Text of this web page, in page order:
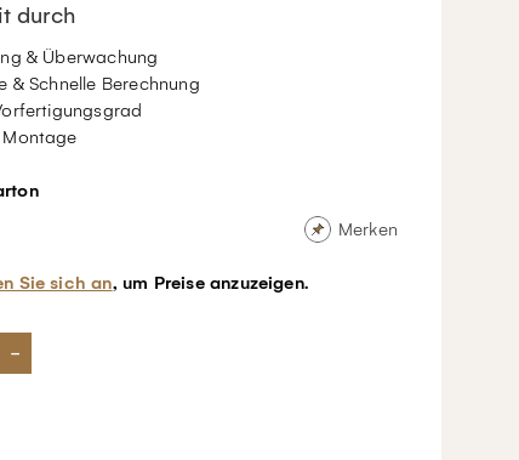
durch
& Überwachung
& Schnelle Berechnung
Montage
Merken
Sie sich an, um Preise anzuzeigen.
-